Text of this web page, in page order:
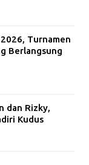
Turnamen
Berlangsung
dan Rizky,
Kudus